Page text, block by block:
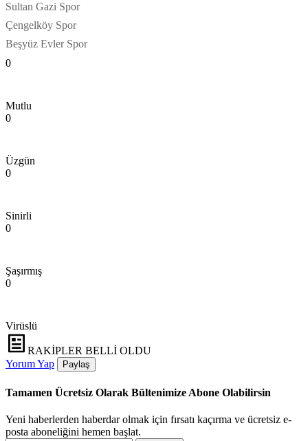
Sultan Gazi Spor
Çengelköy Spor
Beşyüz Evler Spor
0
Mutlu
0
Üzgün
0
Sinirli
0
Şaşırmış
0
Virüslü
RAKİPLER BELLİ OLDU
Yorum Yap
Paylaş
Tamamen Ücretsiz Olarak Bültenimize Abone Olabilirsin
Yeni haberlerden haberdar olmak için fırsatı kaçırma ve ücretsiz e-
posta aboneliğini hemen başlat.